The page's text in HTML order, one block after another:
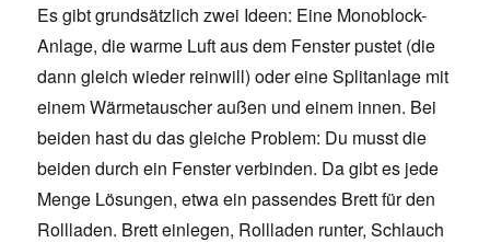
Es gibt grundsätzlich zwei Ideen: Eine Monoblock-
Anlage, die warme Luft aus dem Fenster pustet (die
dann gleich wieder reinwill) oder eine Splitanlage mit
einem Wärmetauscher außen und einem innen. Bei
beiden hast du das gleiche Problem: Du musst die
beiden durch ein Fenster verbinden. Da gibt es jede
Menge Lösungen, etwa ein passendes Brett für den
Rollladen. Brett einlegen, Rollladen runter, Schlauch